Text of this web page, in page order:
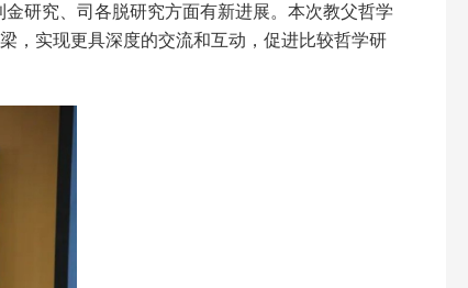
研究、司各脱研究方面有新进展。本次教父哲学
，实现更具深度的交流和互动，促进比较哲学研